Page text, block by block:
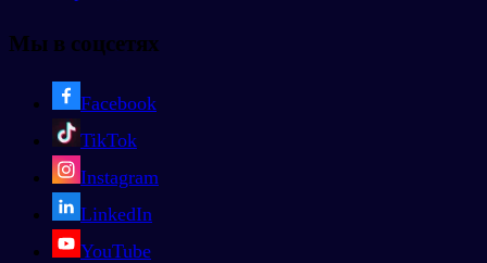
Мы в соцсетях
Facebook
TikTok
Instagram
LinkedIn
YouTube